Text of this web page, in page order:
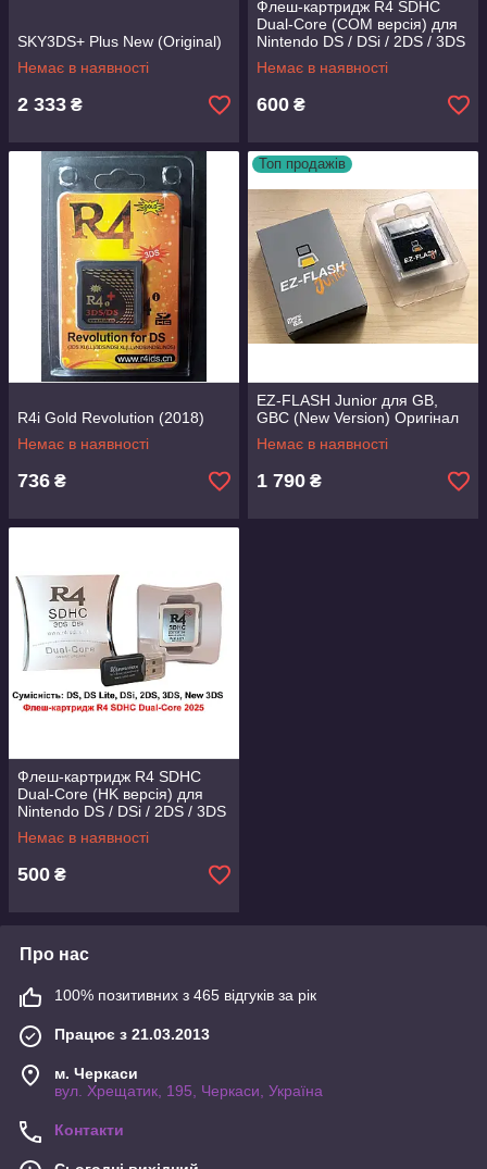
SKY3DS+ Plus New (Original)
Немає в наявності
2 333 ₴
Флеш-картридж R4 SDHC
Dual-Core (COM версія) для
Nintendo DS / DSi / 2DS / 3DS
/ New 3DS
Немає в наявності
600 ₴
R4i Gold Revolution (2018)
Немає в наявності
736 ₴
Топ продажів
EZ-FLASH Junior для GB,
GBC (New Version) Оригінал
Немає в наявності
1 790 ₴
Флеш-картридж R4 SDHC
Dual-Core (HK версія) для
Nintendo DS / DSi / 2DS / 3DS
/ New 3DS
Немає в наявності
500 ₴
Про нас
100% позитивних з 465 відгуків за рік
Працює з 21.03.2013
м. Черкаси
вул. Хрещатик, 195, Черкаси, Україна
Контакти